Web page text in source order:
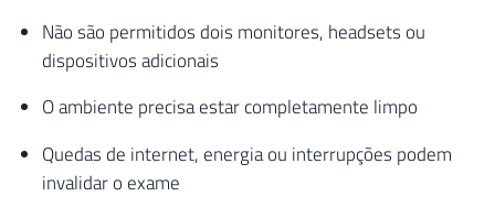
Não são permitidos dois monitores, headsets ou
dispositivos adicionais
O ambiente precisa estar completamente limpo
Quedas de internet, energia ou interrupções podem
invalidar o exame